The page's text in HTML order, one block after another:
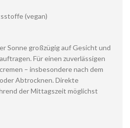
(vegan)
Sonne großzügig auf Gesicht und
Für einen zuverlässigen
– insbesondere nach dem
Abtrocknen. Direkte
der Mittagszeit möglichst